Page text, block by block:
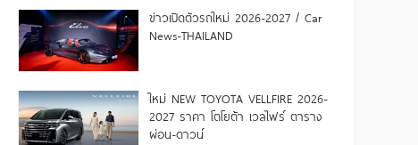
ข่าวเปิดตัวรถใหม่ 2026-2027 / Car
News-THAILAND
ใหม่ NEW TOYOTA VELLFIRE 2026-
2027 ราคา โตโยต้า เวลไฟร์ ตาราง
ผ่อน-ดาวน์